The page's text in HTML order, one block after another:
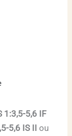
1:3,5-5,6 IF
5,6 IS II ou